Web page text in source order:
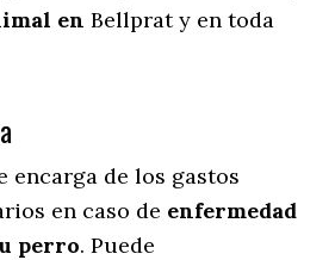
enBellprat y en toda
encarga de los gastos
en caso de enfermedad
perro. Puede